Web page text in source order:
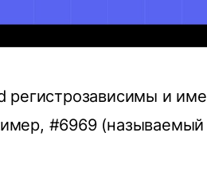
регистрозависимы и
#6969 (называемый